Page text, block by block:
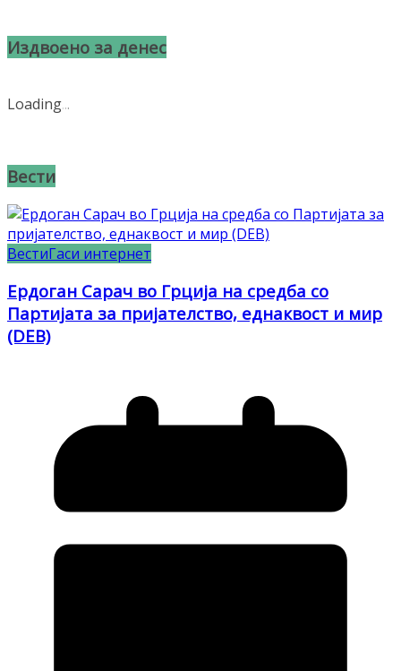
Издвоено за денес
Loading...
Вести
ВестиГаси интернет
Ердоган Сарач во Грција на средба со
Партијата за пријателство, еднаквост и мир
(DEB)